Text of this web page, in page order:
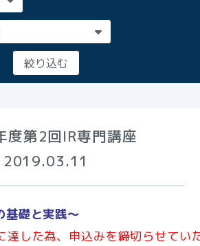
度第2回IR専門講座
2019.03.11
基礎と実践～
した為、申込みを締切らせてい